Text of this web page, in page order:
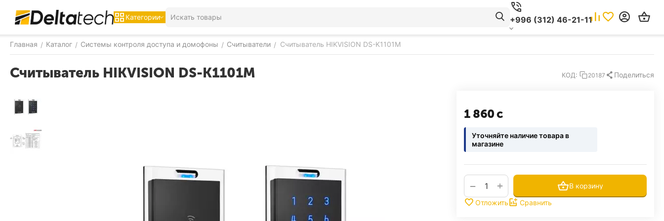
Категории +996 (312) 46-21-11
Главная / Каталог / Системы контроля доступа и домофоны / Считыватели / Считыватель HIKVISION DS-K1101M
Считыватель HIKVISION DS-K1101M КОД: 20187 Поделиться
1 860с
Уточняйте наличие товара в
магазине
+
−
В корзину
Отложить
Сравнить